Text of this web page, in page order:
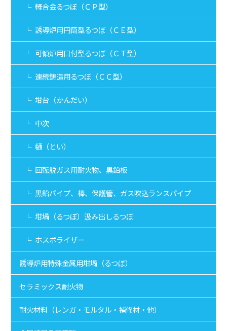
ック）
モルタル
補修材・モルタル
誘導炉バック材
グラファイトシート
金属熔湯品質管理
減圧凝固試験機
（ピンテスター）
回転脱ガス装置（RGB）
小型回転脱ガス装置
（RGBmini）
ポーラスプラグ（底吹き 脱ガス装置）
（NOTORP）
セラミックスフィルター
メタックススリーブ
（TCスリーブ）
セラミックラドル（ALT）
コーティング剤
（液状タイプ）
スターコート
（粉、ペースト状タイプ）
工業炉
軽合金るつぼ（ＣＰ型）
誘導炉用円筒型るつぼ（ＣＥ型）
可傾炉用口付型るつぼ（ＣＴ型）
連続鋳造用るつぼ（ＣＣ型）
坩台（かんだい）
中次
樋（とい）
回転脱ガス用耐火物、黒鉛板
黒鉛パイプ、棒、保護管、ガス吹込ランスパイプ
坩堝（るつぼ）汲み出しるつぼ
ホスポライザー
誘導炉用特殊金属用坩堝（るつぼ）
セラミックス耐火物
耐火材料（レンガ・モルタル・補修材・他）